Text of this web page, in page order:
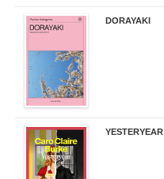
DORAYAKI
YESTERYEAR